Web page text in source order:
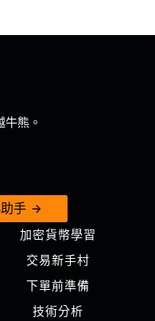
熊。
手
加密貨幣學習
交易新手村
下單前準備
技術分析